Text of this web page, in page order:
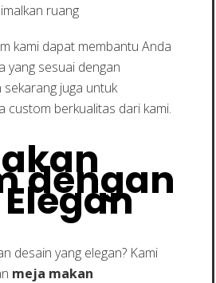
ruang
kami dapat membantu Anda
yang sesuai dengan
juga untuk
custom berkualitas dari kami.
dengan
desain yang elegan? Kami
meja makan